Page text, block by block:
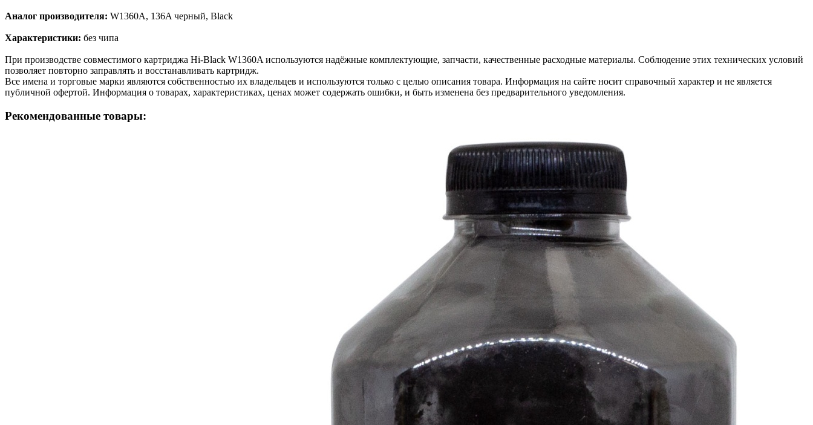
Аналог производителя: W1360A, 136A черный, Black
Характеристики: без чипа
При производстве совместимого картриджа Hi-Black W1360A используются надёжные комплектующие, запчасти, качественные расходные материалы. Соблюдение этих технических условий
позволяет повторно заправлять и восстанавливать картридж.
Все имена и торговые марки являются собственностью их владельцев и используются только с целью описания товара. Информация на сайте носит справочный характер и не является
публичной офертой. Информация о товарах, характеристиках, ценах может содержать ошибки, и быть изменена без предварительного уведомления.
Рекомендованные товары: